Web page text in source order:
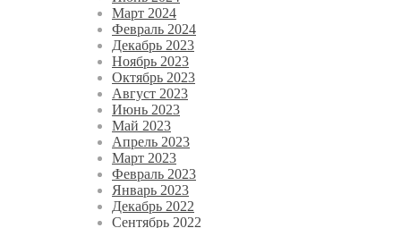
Март 2024
Февраль 2024
Декабрь 2023
Ноябрь 2023
Октябрь 2023
Август 2023
Июнь 2023
Май 2023
Апрель 2023
Март 2023
Февраль 2023
Январь 2023
Декабрь 2022
Сентябрь 2022